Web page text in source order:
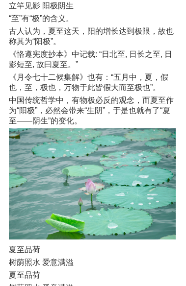
立竿见影 阳极阴生
“至”有“极”的含义。
古人认为，夏至这天，阳的增长达到极限，故也
称其为“阳极”。
《恪遵宪度抄本》中记载: “日北至, 日长之至, 日
影短至, 故曰夏至。”
《月令七十二候集解》也有：“五月中，夏，假
也，至，极也，万物于此皆假大而至极也”。
中国传统哲学中，有物极必反的观念，而夏至作
为“阳极”，必然会带来“生阴”，于是也就有了“夏
至——阴生”的变化。
夏至品荷
树荫照水 爱意满溢
夏至品荷